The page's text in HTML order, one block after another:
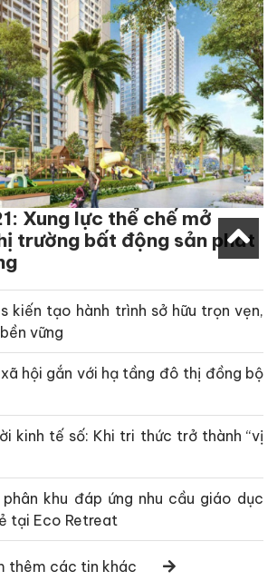
Xung lực thể chế mở
trường bất động sản phát
kiến tạo hành trình sở hữu trọn vẹn,
vững
hội gắn với hạ tầng đô thị đồng bộ
kinh tế số: Khi tri thức trở thành “vị
khu đáp ứng nhu cầu giáo dục
tại Eco Retreat
thêm các tin khác